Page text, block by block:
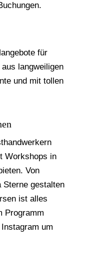
für
langweiligen
und mit tollen
Workshops in
Von
Sterne gestalten
ist alles
Programm
um